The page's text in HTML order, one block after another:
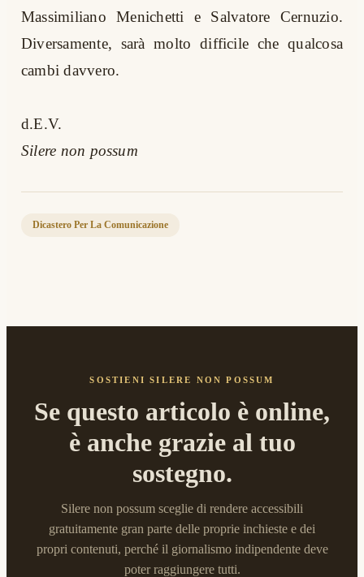
Massimiliano Menichetti e Salvatore Cernuzio.
Diversamente, sarà molto difficile che qualcosa
cambi davvero.
d.E.V.
Silere non possum
Dicastero Per La Comunicazione
SOSTIENI SILERE NON POSSUM
Se questo articolo è online,
è anche grazie al tuo
sostegno.
Silere non possum sceglie di rendere accessibili
gratuitamente gran parte delle proprie inchieste e dei
propri contenuti, perché il giornalismo indipendente deve
poter raggiungere tutti.